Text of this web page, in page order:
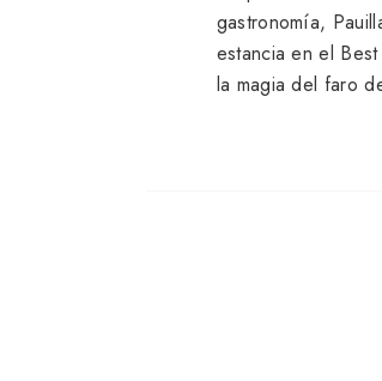
gastronomía,
estancia en el
la magia del faro